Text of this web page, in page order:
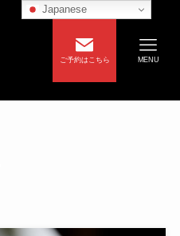
ご予約はこちら MENU
Japanese